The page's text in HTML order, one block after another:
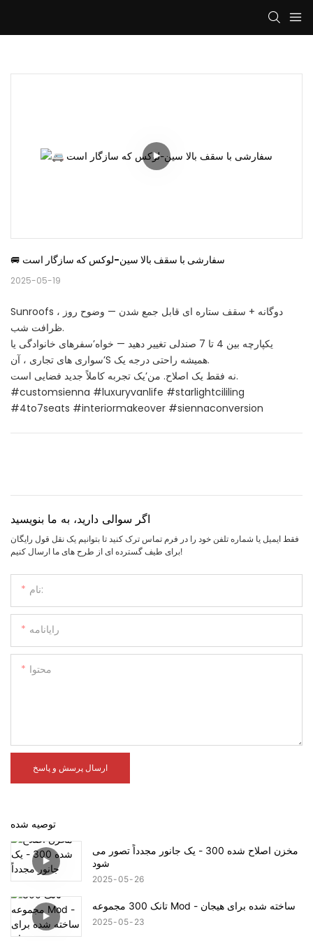
🚐 سفارشی با سقف بالا سین-لوکس که سازگار است
2025-05-19
Sunroofs دوگانه + سقف ستاره ای قابل جمع شدن — وضوح روز ،
ظرافت شب.
یکپارچه بین 4 تا 7 صندلی تغییر دهید — خواه’سفرهای خانوادگی یا
سواری های تجاری ، آن’S همیشه راحتی درجه یک.
نه فقط یک اصلاح. من’یک تجربه کاملاً جدید فضایی است.
#customsienna #luxuryvanlife #starlightcililing
#4to7seats #interiormakeover #siennaconversion
اگر سوالی دارید، به ما بنویسید
فقط ایمیل یا شماره تلفن خود را در فرم تماس ترک کنید تا بتوانیم یک نقل قول رایگان
برای طیف گسترده ای از طرح های ما ارسال کنیم!
نام:
رایانامه
محتوا
ارسال پرسش و پاسخ
توصیه شده
مخزن اصلاح شده 300 - یک جانور مجدداً تصور می
شود
2025 05 26
تانک 300 مجموعه Mod - ساخته شده برای هیجان
2025 05 23